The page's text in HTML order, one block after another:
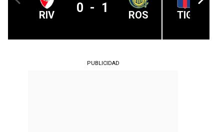
RIV 0 - 1 ROS TIG
PUBLICIDAD